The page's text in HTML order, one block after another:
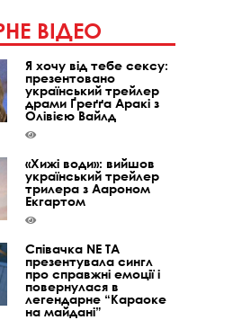
ВІДЕО
Я хочу від тебе сексу:
презентовано
український трейлер
драми Ґреґґа Аракі з
Олівією Вайлд
«Хижі води»: вийшов
український трейлер
трилера з Аароном
Екгартом
Співачка NE TA
презентувала сингл
про справжні емоції і
повернулася в
легендарне “Караоке
на майдані”